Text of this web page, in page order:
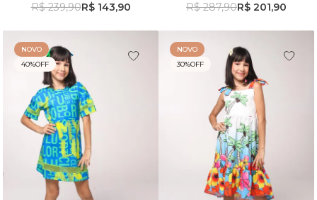
R$ 239,90R$ 143,90
R$ 287,90R$ 201,90
40%OFF
NOVO
30%OFF
NOVO